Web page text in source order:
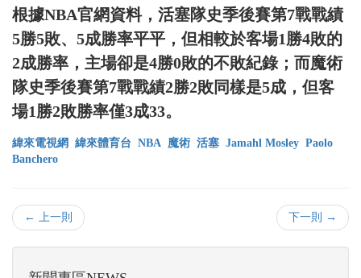
根據NBA官網資料，活塞隊史季後賽第7戰戰績
5勝5敗、5成勝率平平，但相較於客場1勝4敗的
2成勝率，主場卻是4勝0敗的不敗紀錄；而魔術
隊史季後賽第7戰戰績2勝2敗同樣是5成，但客
場1勝2敗勝率僅3成33。
緯來電視網 緯來體育台 NBA 魔術 活塞 Jamahl Mosley Paolo
Banchero
← 上一則 下一則 →